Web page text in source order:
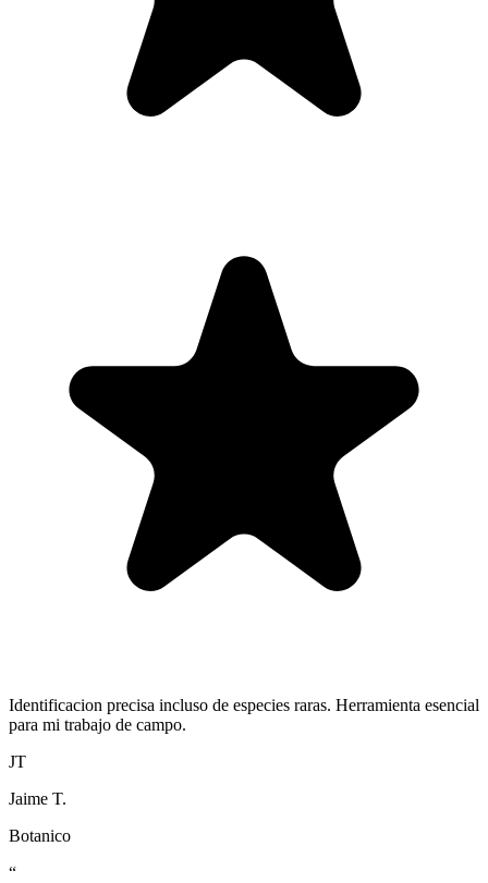
Identificacion precisa incluso de especies raras. Herramienta esencial
para mi trabajo de campo.
JT
Jaime T.
Botanico
“